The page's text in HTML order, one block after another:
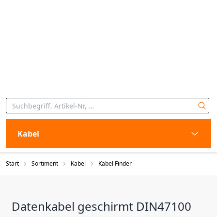
Kabel
Start Sortiment Kabel Kabel Finder
Datenkabel geschirmt DIN47100